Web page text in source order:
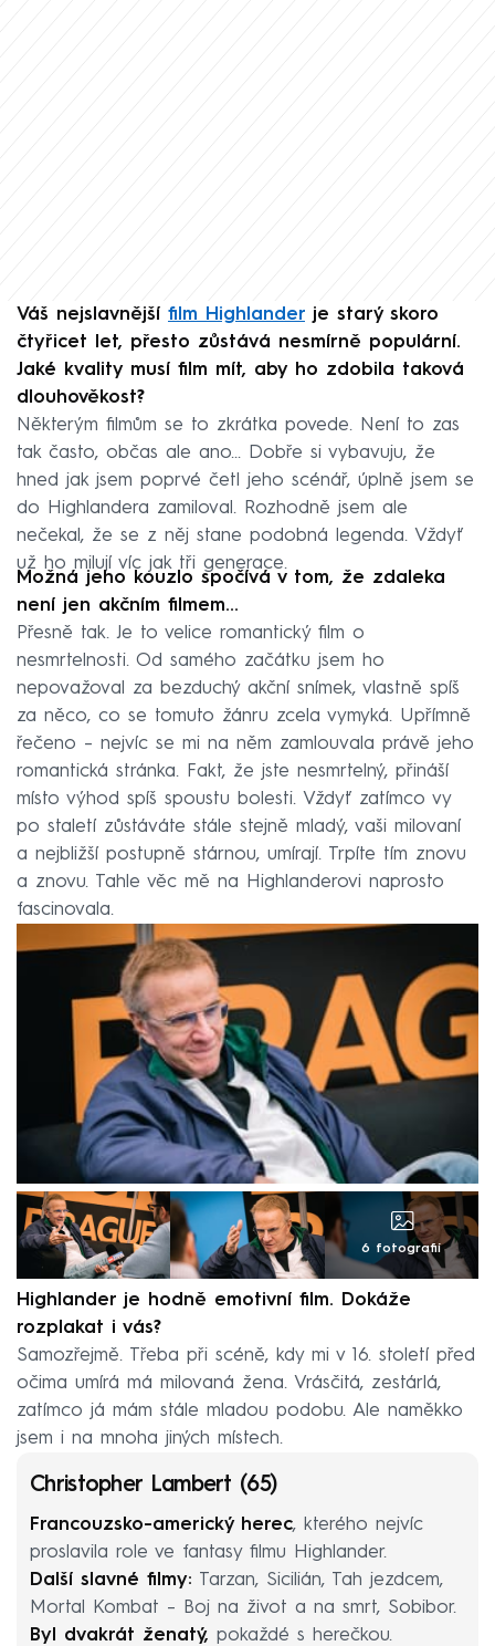
Váš nejslavnější film Highlander je starý skoro
čtyřicet let, přesto zůstává nesmírně populární.
Jaké kvality musí film mít, aby ho zdobila taková
dlouhověkost?
Některým filmům se to zkrátka povede. Není to zas
tak často, občas ale ano... Dobře si vybavuju, že
hned jak jsem poprvé četl jeho scénář, úplně jsem se
do Highlandera zamiloval. Rozhodně jsem ale
nečekal, že se z něj stane podobná legenda. Vždyť
už ho milují víc jak tři generace.
Možná jeho kouzlo spočívá v tom, že zdaleka
není jen akčním filmem...
Přesně tak. Je to velice romantický film o
nesmrtelnosti. Od samého začátku jsem ho
nepovažoval za bezduchý akční snímek, vlastně spíš
za něco, co se tomuto žánru zcela vymyká. Upřímně
řečeno – nejvíc se mi na něm zamlouvala právě jeho
romantická stránka. Fakt, že jste nesmrtelný, přináší
místo výhod spíš spoustu bolesti. Vždyť zatímco vy
po staletí zůstáváte stále stejně mladý, vaši milovaní
a nejbližší postupně stárnou, umírají. Trpíte tím znovu
a znovu. Tahle věc mě na Highlanderovi naprosto
fascinovala.
6 fotografií
Highlander je hodně emotivní film. Dokáže
rozplakat i vás?
Samozřejmě. Třeba při scéně, kdy mi v 16. století před
očima umírá má milovaná žena. Vrásčitá, zestárlá,
zatímco já mám stále mladou podobu. Ale naměkko
jsem i na mnoha jiných místech.
Christopher Lambert (65)
Francouzsko-americký herec, kterého nejvíc
proslavila role ve fantasy filmu Highlander.
Další slavné filmy: Tarzan, Sicilián, Tah jezdcem,
Mortal Kombat – Boj na život a na smrt, Sobibor.
Byl dvakrát ženatý, pokaždé s herečkou.